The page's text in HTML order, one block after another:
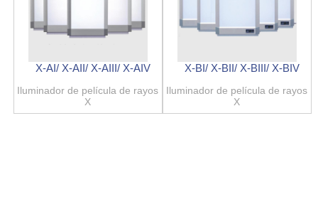
X-AI/ X-AII/ X-AIII/ X-AIV
Iluminador de película de rayos
X
X-BI/ X-BII/ X-BIII/ X-BIV
Iluminador de película de rayos
X